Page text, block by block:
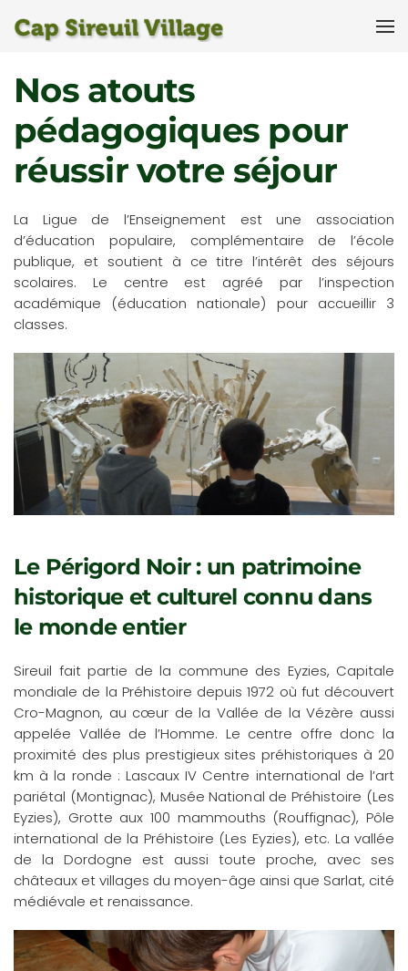
Nos atouts
pédagogiques pour
réussir votre séjour
La Ligue de l’Enseignement est une association
d’éducation populaire, complémentaire de l’école
publique, et soutient à ce titre l’intérêt des séjours
scolaires. Le centre est agréé par l’inspection
académique (éducation nationale) pour accueillir 3
classes.
Le Périgord Noir : un patrimoine
historique et culturel connu dans
le monde entier
Sireuil fait partie de la commune des Eyzies, Capitale
mondiale de la Préhistoire depuis 1972 où fut découvert
Cro-Magnon, au cœur de la Vallée de la Vézère aussi
appelée Vallée de l’Homme. Le centre offre donc la
proximité des plus prestigieux sites préhistoriques à 20
km à la ronde : Lascaux IV Centre international de l’art
pariétal (Montignac), Musée National de Préhistoire (Les
Eyzies), Grotte aux 100 mammouths (Rouffignac), Pôle
international de la Préhistoire (Les Eyzies), etc. La vallée
de la Dordogne est aussi toute proche, avec ses
châteaux et villages du moyen-âge ainsi que Sarlat, cité
médiévale et renaissance.